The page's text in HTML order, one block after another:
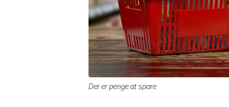
Der er penge at spare